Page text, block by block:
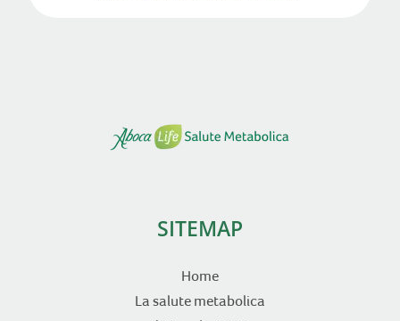
SITEMAP
Home
La salute metabolica